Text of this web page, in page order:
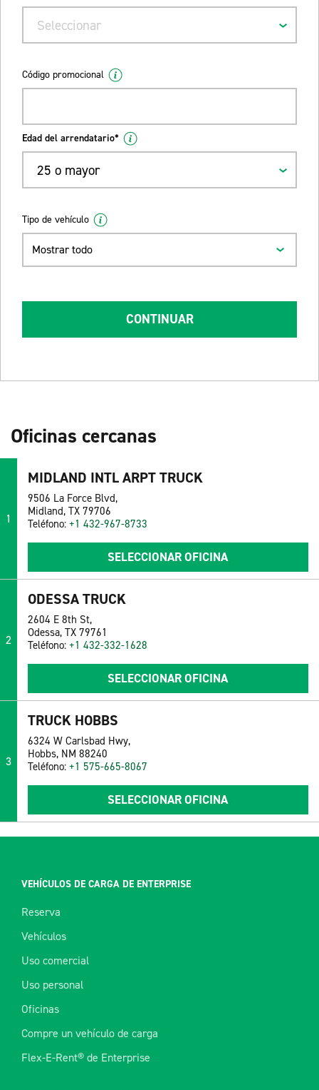
Seleccionar
Código promocional
Edad del arrendatario*
25 o mayor
Tipo de vehículo
Mostrar todo
CONTINUAR
Oficinas cercanas
1
MIDLAND INTL ARPT TRUCK
9506 La Force Blvd,
Midland, TX 79706
Teléfono: +1 432-967-8733
SELECCIONAR OFICINA
2
ODESSA TRUCK
2604 E 8th St,
Odessa, TX 79761
Teléfono: +1 432-332-1628
SELECCIONAR OFICINA
3
TRUCK HOBBS
6324 W Carlsbad Hwy,
Hobbs, NM 88240
Teléfono: +1 575-665-8067
SELECCIONAR OFICINA
VEHÍCULOS DE CARGA DE ENTERPRISE
Reserva
Vehículos
Uso comercial
Uso personal
Oficinas
Compre un vehículo de carga
Flex-E-Rent® de Enterprise